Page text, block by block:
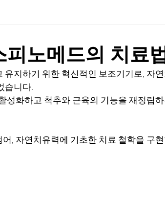
노메드의 치료
지하기 위한 혁신적인 보조기기로, 자
습니다.
성화하고 척추와 근육의 기능을 재정립
, 자연치유력에 기초한 치료 철학을 구